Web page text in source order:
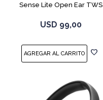
Sense Lite Open Ear TWS
USD 99,00